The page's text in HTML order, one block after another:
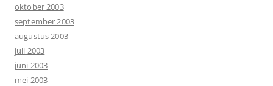
oktober 2003
september 2003
augustus 2003
juli 2003
juni 2003
mei 2003